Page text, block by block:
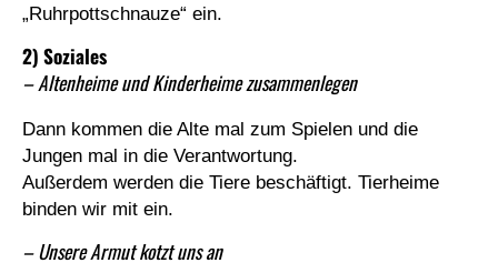
„Ruhrpottschnauze“ ein.
2) Soziales
– Altenheime und Kinderheime zusammenlegen
Dann kommen die Alte mal zum Spielen und die
Jungen mal in die Verantwortung.
Außerdem werden die Tiere beschäftigt. Tierheime
binden wir mit ein.
– Unsere Armut kotzt uns an